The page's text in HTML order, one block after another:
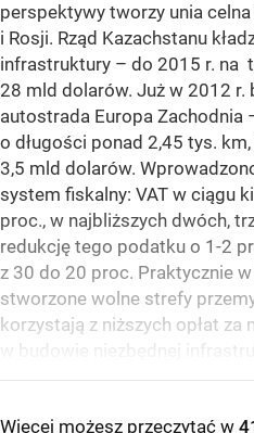
perspektywy tworzy unia celna
i Rosji. Rząd Kazachstanu
infrastruktury – do 2015 r. na
28 mld dolarów. Już w 2012 r.
autostrada Europa Zachodnia
o długości ponad 2,45 tys.
3,5 mld dolarów.
system fiskalny: VAT w ciągu
proc., w najbliższych dwóch,
redukcję tego podatku o 1-2
z 30 do 20 proc. Praktycznie
stworzone wolne strefy
korzystają z niższych opłat
w budowie niezbędnej
Więcej możesz przeczytać w